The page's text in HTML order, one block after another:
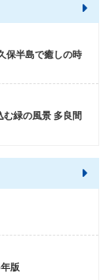
保半島で癒しの時
緑の風景 多良間
版